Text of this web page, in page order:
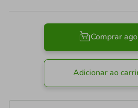
Comprar
Adicionar ao